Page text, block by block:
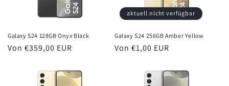
Galaxy S24 128GB Onyx Black
Normaler
Von €359,00 EUR
aktuell nicht verfügbar
Galaxy S24 256GB Amber Yellow
Normaler
Von €1,00 EUR